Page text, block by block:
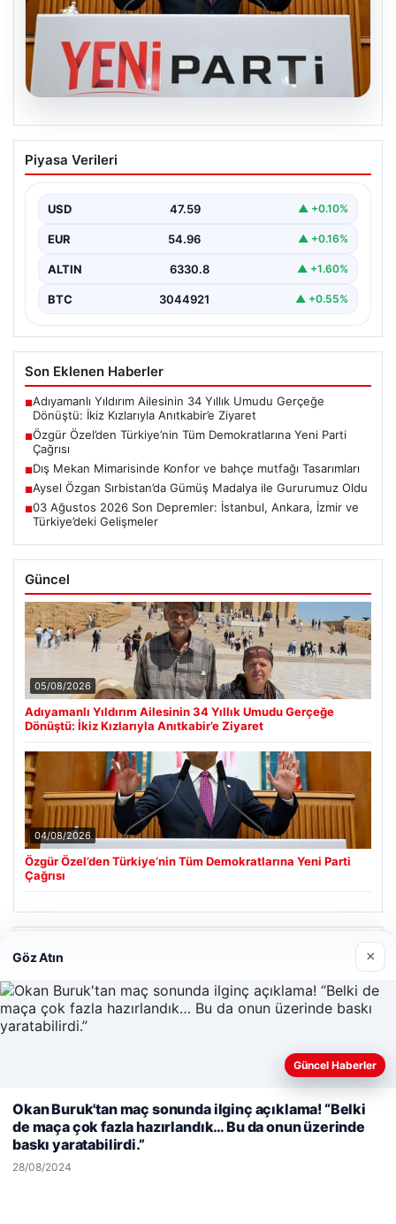
Özgür Özel’den Türkiye’nin Tüm
Demokratlarına Yeni Parti Çağrısı
Meclis’teki ilk grup toplantısında önemli mesajlar verdi.
Piyasa Verileri
USD 47.59 ▲ +0.10%
EUR 54.96 ▲ +0.16%
ALTIN 6330.8 ▲ +1.60%
BTC 3044921 ▲ +0.55%
Son Eklenen Haberler
■Adıyamanlı Yıldırım Ailesinin 34 Yıllık Umudu Gerçeğe
Dönüştü: İkiz Kızlarıyla Anıtkabir’e Ziyaret
■Özgür Özel’den Türkiye’nin Tüm Demokratlarına Yeni Parti
Çağrısı
■Dış Mekan Mimarisinde Konfor ve bahçe mutfağı Tasarımları
■Aysel Özgan Sırbistan’da Gümüş Madalya ile Gururumuz Oldu
■03 Ağustos 2026 Son Depremler: İstanbul, Ankara, İzmir ve
Türkiye’deki Gelişmeler
Güncel
05/08/2026
Adıyamanlı Yıldırım Ailesinin 34 Yıllık Umudu Gerçeğe
Dönüştü: İkiz Kızlarıyla Anıtkabir’e Ziyaret
04/08/2026
Özgür Özel’den Türkiye’nin Tüm Demokratlarına Yeni Parti
Çağrısı
Hastaş Beton
26/05/2026
© 2026 Dünya Haberi – Güncel Haberler
deneyiminizi kişiselleştirmek ve geliştirmek amacıyla çerezler
kullanıyoruz.Çerez Politikamız
Reddet
Göz Atın ×
Güncel Haberler
Okan Buruk'tan maç sonunda ilginç açıklama! “Belki
de maça çok fazla hazırlandık… Bu da onun üzerinde
baskı yaratabilirdi.”
28/08/2024